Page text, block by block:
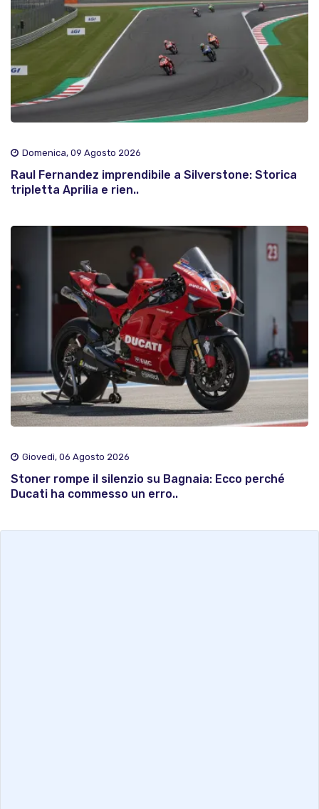
Domenica, 09 Agosto 2026
Raul Fernandez imprendibile a Silverstone: Storica
tripletta Aprilia e rien..
Giovedì, 06 Agosto 2026
Stoner rompe il silenzio su Bagnaia: Ecco perché
Ducati ha commesso un erro..